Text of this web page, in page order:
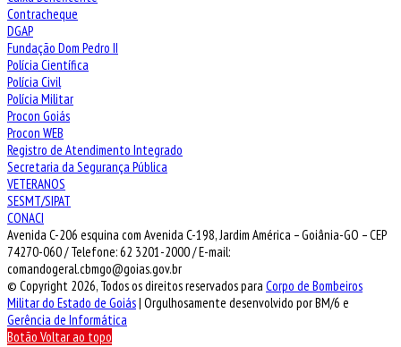
Contracheque
DGAP
Fundação Dom Pedro II
Polícia Científica
Polícia Civil
Polícia Militar
Procon Goiás
Procon WEB
Registro de Atendimento Integrado
Secretaria da Segurança Pública
VETERANOS
SESMT/SIPAT
CONACI
Avenida C-206 esquina com Avenida C-198, Jardim América – Goiânia-GO – CEP
74270-060 / Telefone: 62 3201-2000 / E-mail:
comandogeral.cbmgo@goias.gov.br
© Copyright 2026, Todos os direitos reservados para Corpo de Bombeiros
Militar do Estado de Goiás| Orgulhosamente desenvolvido por BM/6 e
Gerência de Informática
Botão Voltar ao topo